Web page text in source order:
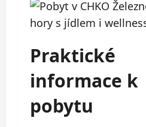
Praktické
informace k
pobytu